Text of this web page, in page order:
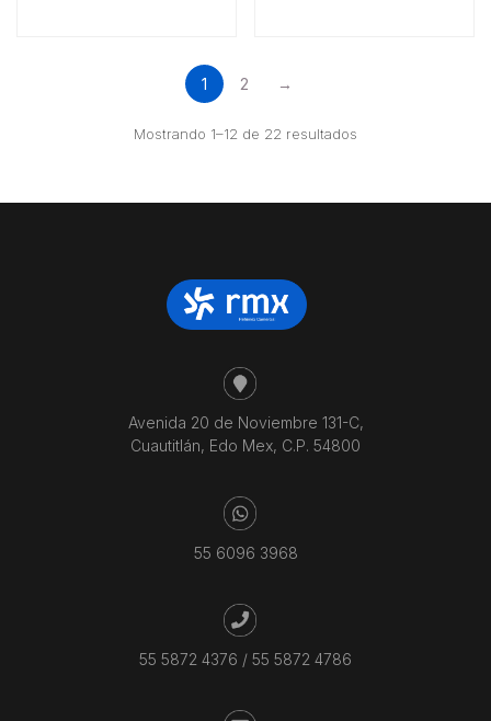
1 2 →
Mostrando 1–12 de 22 resultados
Avenida 20 de Noviembre 131-C,
Cuautitlán, Edo Mex, C.P. 54800
55 6096 3968
55 5872 4376 / 55 5872 4786